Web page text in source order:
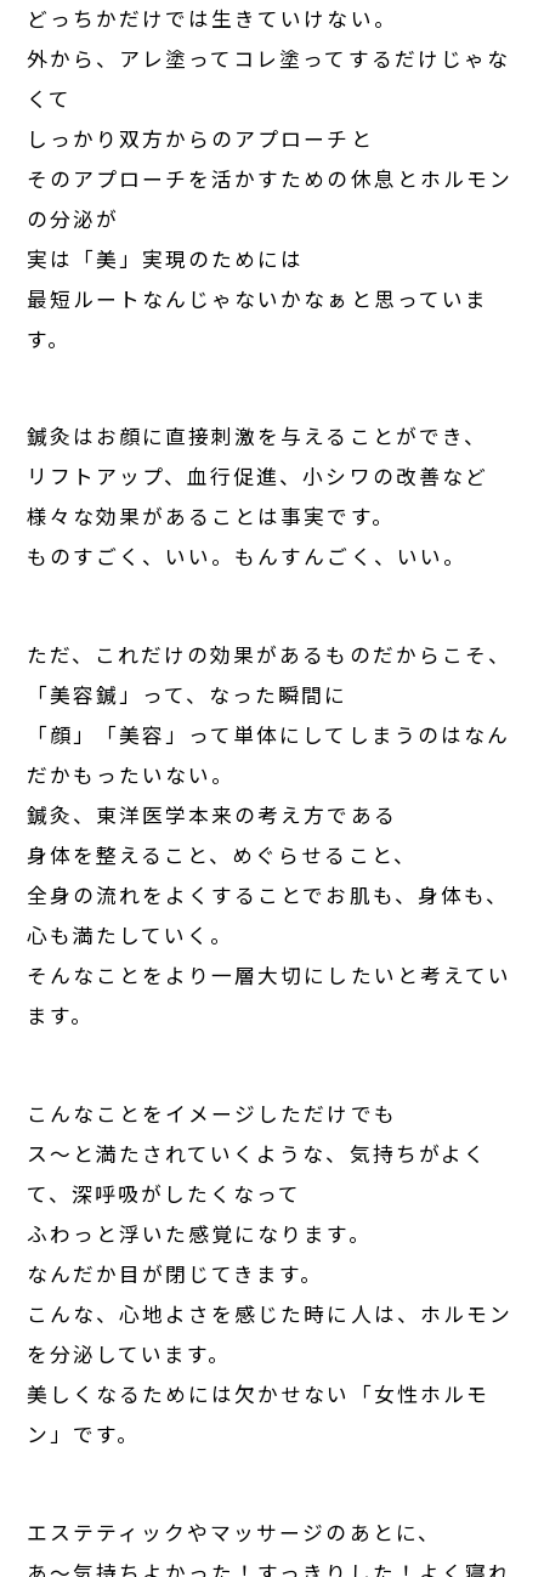
どっちかだけでは生きていけない。
外から、アレ塗ってコレ塗ってするだけじゃな
くて
しっかり双方からのアプローチと
そのアプローチを活かすための休息とホルモン
の分泌が
実は「美」実現のためには
最短ルートなんじゃないかなぁと思っていま
す。
鍼灸はお顔に直接刺激を与えることができ、
リフトアップ、血行促進、小シワの改善など
様々な効果があることは事実です。
ものすごく、いい。もんすんごく、いい。
ただ、これだけの効果があるものだからこそ、
「美容鍼」って、なった瞬間に
「顔」「美容」って単体にしてしまうのはなん
だかもったいない。
鍼灸、東洋医学本来の考え方である
身体を整えること、めぐらせること、
全身の流れをよくすることでお肌も、身体も、
心も満たしていく。
そんなことをより一層大切にしたいと考えてい
ます。
こんなことをイメージしただけでも
ス～と満たされていくような、気持ちがよく
て、深呼吸がしたくなって
ふわっと浮いた感覚になります。
なんだか目が閉じてきます。
こんな、心地よさを感じた時に人は、ホルモン
を分泌しています。
美しくなるためには欠かせない「女性ホルモ
ン」です。
エステティックやマッサージのあとに、